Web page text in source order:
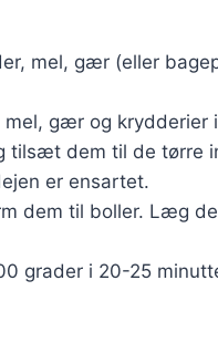
mel, gær (eller
gær og krydderier
tilsæt dem til de tørre
er ensartet.
dem til boller. Læg
grader i 20-25